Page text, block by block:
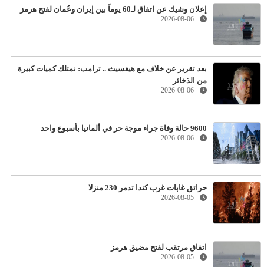
إعلان وشيك عن اتفاق لـ60 يوماً بين إيران وعُمان لفتح هرمز
2026-08-06
بعد تقرير عن خلاف مع هيغسيث .. ترامب: نمتلك كميات كبيرة
من الذخائر
2026-08-06
9600 حالة وفاة جراء موجة حر في ألمانيا بأسبوع واحد
2026-08-06
حرائق غابات غرب كندا تدمر 230 منزلا
2026-08-05
اتفاق مرتقب لفتح مضيق هرمز
2026-08-05